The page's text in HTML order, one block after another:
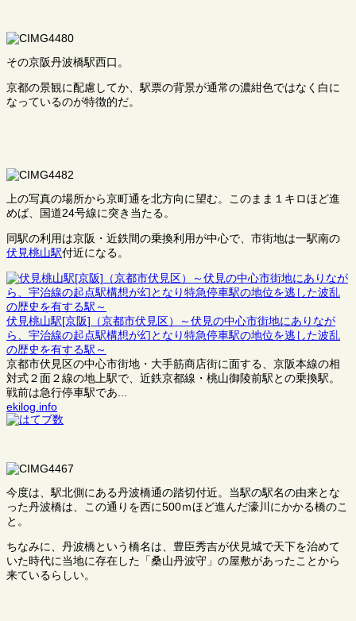
その京阪丹波橋駅西口。
京都の景観に配慮してか、駅票の背景が通常の濃紺色ではなく白に
なっているのが特徴的だ。
上の写真の場所から京町通を北方向に望む。このまま１キロほど進
めば、国道24号線に突き当たる。
同駅の利用は京阪・近鉄間の乗換利用が中心で、市街地は一駅南の
伏見桃山駅付近になる。
伏見桃山駅[京阪]（京都市伏見区）～伏見の中心市街地にありなが
ら、宇治線の起点駅構想が幻となり特急停車駅の地位を逃した波乱
の歴史を有する駅～
京都市伏見区の中心市街地・大手筋商店街に面する、京阪本線の相
対式２面２線の地上駅で、近鉄京都線・桃山御陵前駅との乗換駅。
戦前は急行停車駅であ...
ekilog.info
今度は、駅北側にある丹波橋通の踏切付近。当駅の駅名の由来とな
った丹波橋は、この通りを西に500ｍほど進んだ濠川にかかる橋のこ
と。
ちなみに、丹波橋という橋名は、豊臣秀吉が伏見城で天下を治めて
いた時代に当地に存在した「桑山丹波守」の屋敷があったことから
来ているらしい。